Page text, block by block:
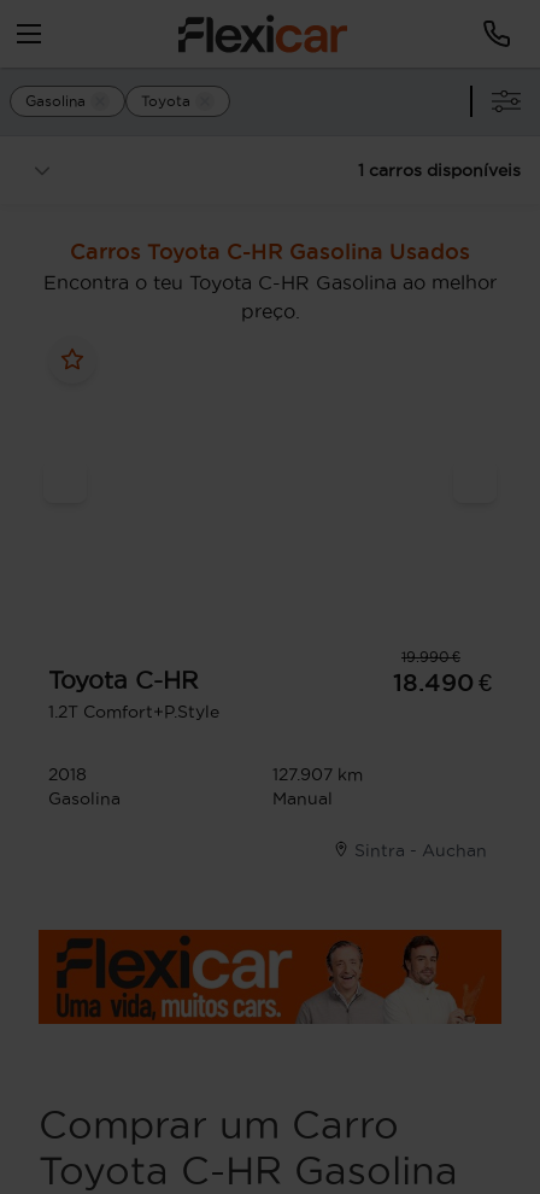
Gasolina Toyota
1 carros disponíveis
Carros Toyota C-HR Gasolina Usados
Encontra o teu Toyota C-HR Gasolina ao melhor
preço.
19.990 €
Toyota C-HR
1.2T Comfort+P.Style
18.490 €
2018
127.907 km
Gasolina
Manual
Sintra - Auchan
Comprar um Carro
Toyota C-HR Gasolina